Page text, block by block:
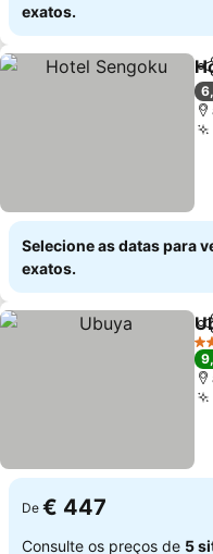
exatos.
Selecione as datas para
exatos.
5
De € 447
Consulte os preços de 5